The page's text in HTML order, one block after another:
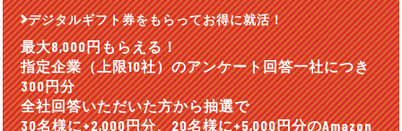
デジタルギフト券をもらってお得に就活！
最大8,000円もらえる！
指定企業（上限10社）のアンケート回答一社につき
300円分
全社回答いただいた方から抽選で
30名様に+2,000円分、20名様に+5,000円分のAmazon